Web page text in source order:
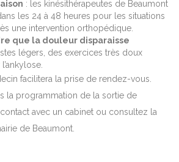
: les kinésithérapeutes de Beaumont
les 24 à 48 heures pour les situations
une intervention orthopédique.
que la douleur disparaisse
légers, des exercices très doux
facilitera la prise de rendez-vous.
la programmation de la sortie de
contact avec un cabinet ou consultez la
de Beaumont.